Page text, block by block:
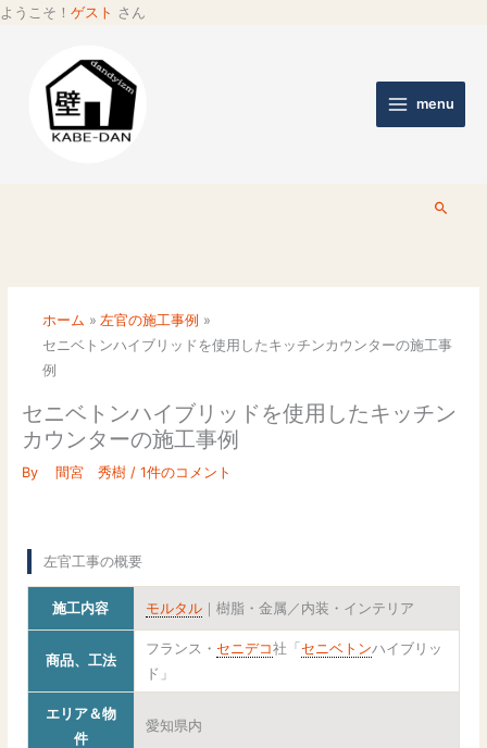
ようこそ！ ゲスト さん
menu
検
ホーム
左官の施工事例
セニベトンハイブリッドを使用したキッチンカウンターの施工事
例
セニベトンハイブリッドを使用したキッチン
カウンターの施工事例
By 間宮 秀樹 / 1件のコメント
左官工事の概要
施工内容 モルタル｜樹脂・金属／内装・インテリア
商品、工法
フランス・ セニデコ社「 セニベトンハイブリッ
ド」
エリア＆物
件
愛知県内